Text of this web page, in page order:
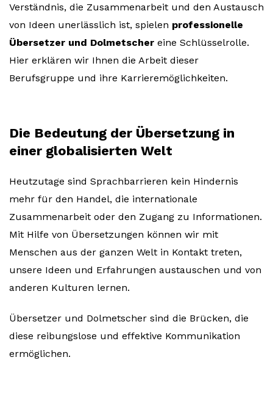
Verständnis, die Zusammenarbeit und den Austausch
von Ideen unerlässlich ist, spielen professionelle
Übersetzer und Dolmetscher eine Schlüsselrolle.
Hier erklären wir Ihnen die Arbeit dieser
Berufsgruppe und ihre Karrieremöglichkeiten.
Die Bedeutung der Übersetzung in
einer globalisierten Welt
Heutzutage sind Sprachbarrieren kein Hindernis
mehr für den Handel, die internationale
Zusammenarbeit oder den Zugang zu Informationen.
Mit Hilfe von Übersetzungen können wir mit
Menschen aus der ganzen Welt in Kontakt treten,
unsere Ideen und Erfahrungen austauschen und von
anderen Kulturen lernen.
Übersetzer und Dolmetscher sind die Brücken, die
diese reibungslose und effektive Kommunikation
ermöglichen.